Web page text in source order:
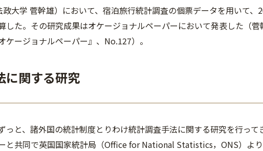
大学 菅幹雄）において、宿泊旅行統計調査の個票データを用いて、
した。その研究成果はオケージョナルペーパーにおいて発表した（菅
ージョナルペーパー』、No.127）。
に関する研究
と、諸外国の統計制度とりわけ統計調査手法に関する研究を行って
と共同で英国国家統計局（Office for National Statistics，ONS）よ